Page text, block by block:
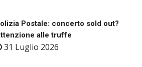
Postale: concerto sold out?
alle truffe
31 Luglio 2026